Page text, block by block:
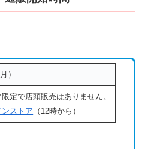
）
定で店頭販売はありません。
ストア （12時から）